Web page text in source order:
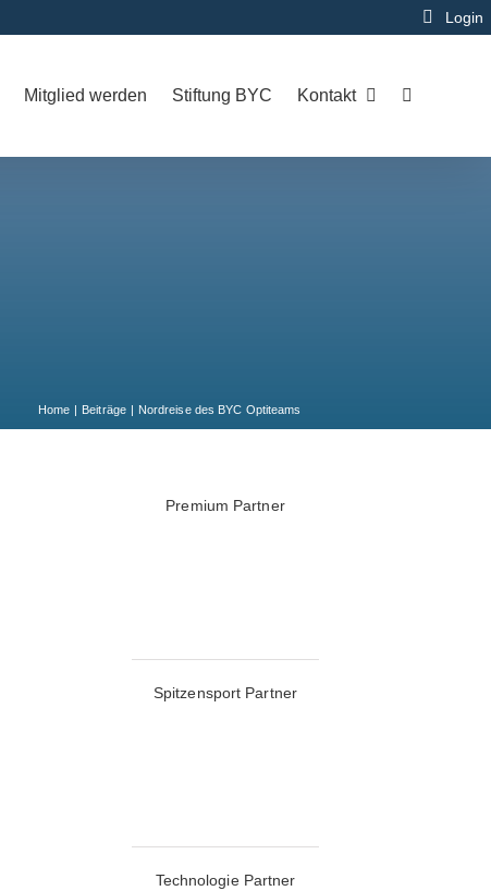
Login
Mitglied werden Stiftung BYC Kontakt
Home Beiträge Nordreise des BYC Optiteams
Premium Partner
Spitzensport Partner
Technologie Partner